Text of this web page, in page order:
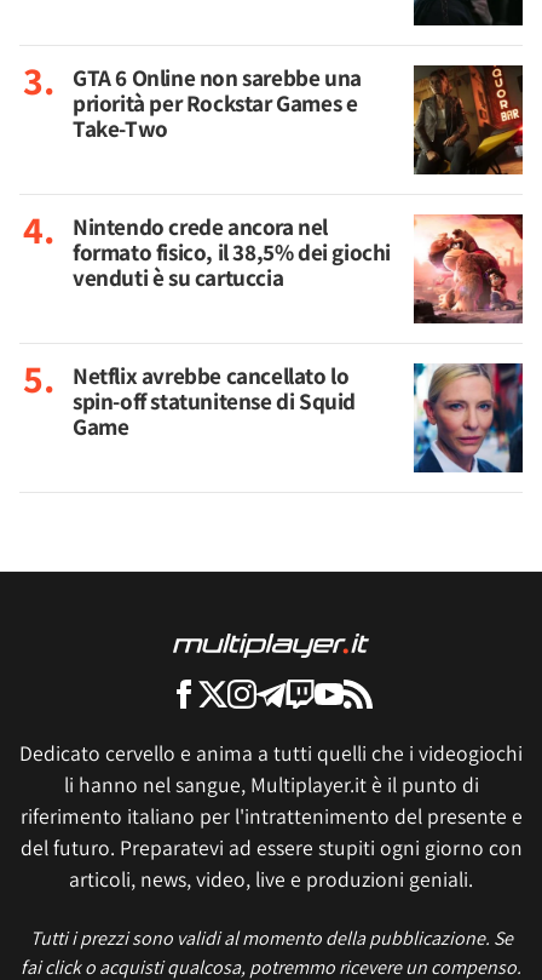
GTA 6 Online non sarebbe una
priorità per Rockstar Games e
Take-Two
Nintendo crede ancora nel
formato fisico, il 38,5% dei giochi
venduti è su cartuccia
Netflix avrebbe cancellato lo
spin-off statunitense di Squid
Game
Dedicato cervello e anima a tutti quelli che i videogiochi
li hanno nel sangue, Multiplayer.it è il punto di
riferimento italiano per l'intrattenimento del presente e
del futuro. Preparatevi ad essere stupiti ogni giorno con
articoli, news, video, live e produzioni geniali.
Tutti i prezzi sono validi al momento della pubblicazione. Se
fai click o acquisti qualcosa, potremmo ricevere un compenso.